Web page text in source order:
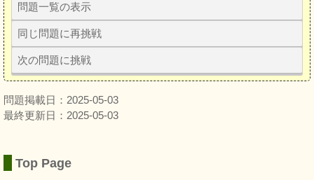
問題一覧の表示
同じ問題に再挑戦
次の問題に挑戦
問題掲載日：2025-05-03
最終更新日：2025-05-03
Top Page